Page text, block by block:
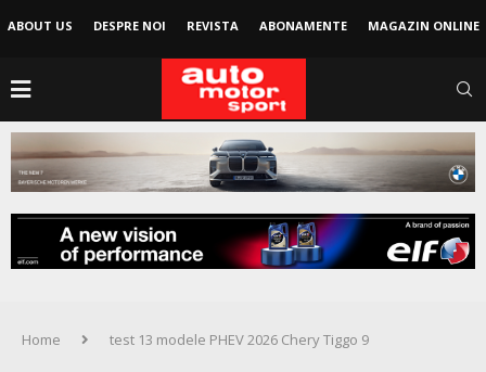
ABOUT US DESPRE NOI REVISTA ABONAMENTE MAGAZIN ONLINE
Home test 13 modele PHEV 2026 Chery Tiggo 9